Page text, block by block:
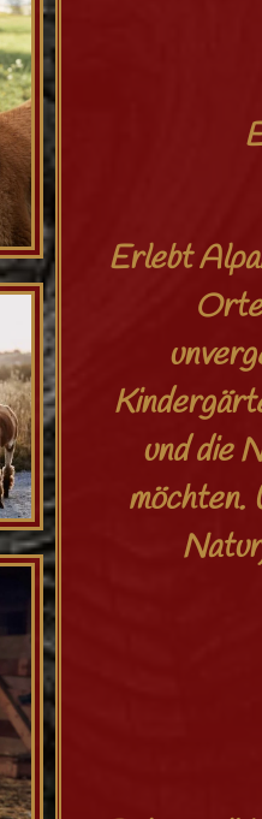
Erlebt
und die
möchten.